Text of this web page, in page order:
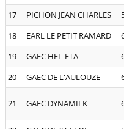
17
PICHON JEAN CHARLES
18
EARL LE PETIT RAMARD
19
GAEC HEL-ETA
20
GAEC DE L'AULOUZE
21 GAEC DYNAMILK